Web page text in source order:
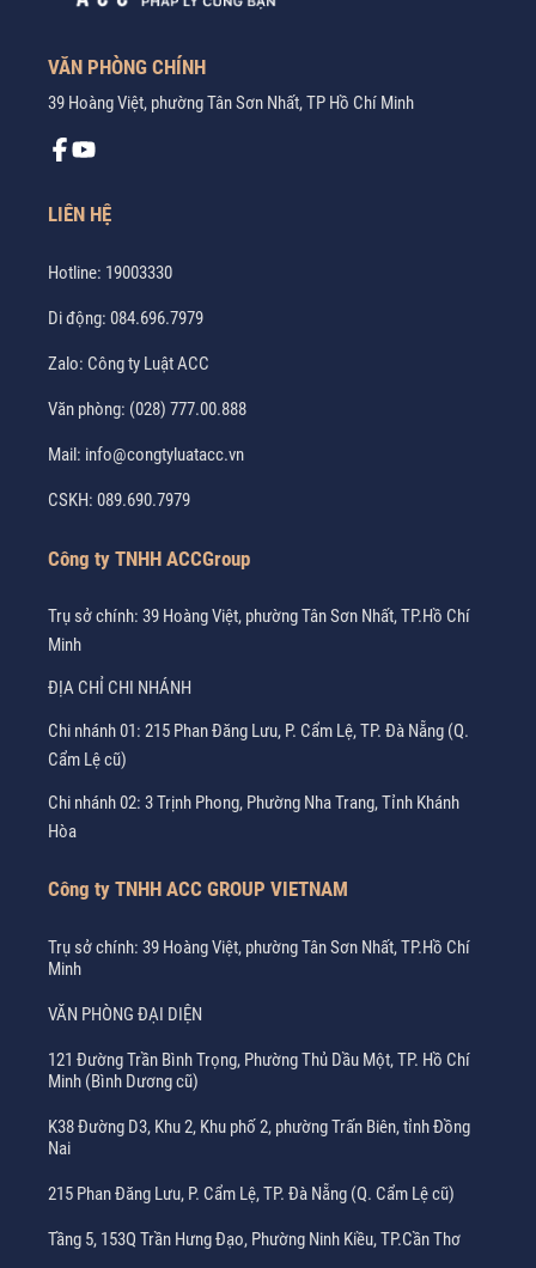
VĂN PHÒNG CHÍNH
39 Hoàng Việt, phường Tân Sơn Nhất, TP Hồ Chí Minh
LIÊN HỆ
Hotline: 19003330
Di động: 084.696.7979
Zalo: Công ty Luật ACC
Văn phòng: (028) 777.00.888
Mail: info@congtyluatacc.vn
CSKH: 089.690.7979
Công ty TNHH ACCGroup
Trụ sở chính: 39 Hoàng Việt, phường Tân Sơn Nhất, TP.Hồ Chí
Minh
ĐỊA CHỈ CHI NHÁNH
Chi nhánh 01: 215 Phan Đăng Lưu, P. Cẩm Lệ, TP. Đà Nẵng (Q.
Cẩm Lệ cũ)
Chi nhánh 02: 3 Trịnh Phong, Phường Nha Trang, Tỉnh Khánh
Hòa
Công ty TNHH ACC GROUP VIETNAM
Trụ sở chính: 39 Hoàng Việt, phường Tân Sơn Nhất, TP.Hồ Chí
Minh
VĂN PHÒNG ĐẠI DIỆN
121 Đường Trần Bình Trọng, Phường Thủ Dầu Một, TP. Hồ Chí
Minh (Bình Dương cũ)
K38 Đường D3, Khu 2, Khu phố 2, phường Trấn Biên, tỉnh Đồng
Nai
215 Phan Đăng Lưu, P. Cẩm Lệ, TP. Đà Nẵng (Q. Cẩm Lệ cũ)
Tầng 5, 153Q Trần Hưng Đạo, Phường Ninh Kiều, TP.Cần Thơ